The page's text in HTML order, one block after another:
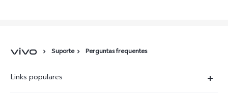
Suporte Perguntas frequentes
Links populares